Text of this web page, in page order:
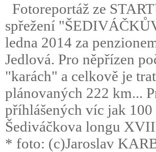
Fotoreportáž ze
spřežení
ledna 2014 za
Jedlová. Pro něpřízen
"karách" a celkově je
plánovaných 222 km...
příhlášených víc jak
Šediváčkova longu
* foto: (c)Jaroslav